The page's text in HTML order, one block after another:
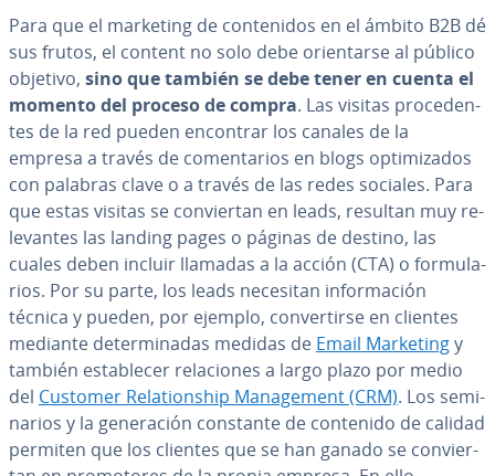
Para que el marketing de co­n­te­ni­dos en el ámbito B2B dé
sus frutos, el content no solo debe orie­n­tar­se al público
objetivo, sino que también se debe tener en cuenta el
momento del proceso de compra. Las visitas pro­ce­de­n­
tes de la red pueden encontrar los canales de la
empresa a través de co­me­n­ta­rios en blogs op­ti­mi­za­dos
con palabras clave o a través de las redes sociales. Para
que estas visitas se co­n­vie­r­tan en leads, resultan muy re­
le­va­n­tes las landing pages o páginas de destino, las
cuales deben incluir llamadas a la acción (CTA) o fo­r­mu­la­
rios. Por su parte, los leads necesitan in­fo­r­ma­ción
técnica y pueden, por ejemplo, co­n­ve­r­ti­r­se en clientes
mediante de­te­r­mi­na­das medidas de Email Marketingy
también es­ta­ble­cer re­la­cio­nes a largo plazo por medio
del Customer Re­la­tio­n­ship Ma­na­ge­me­nt (CRM). Los se­mi­
na­rios y la ge­ne­ra­ción constante de contenido de calidad
permiten que los clientes que se han ganado se co­n­vie­r­